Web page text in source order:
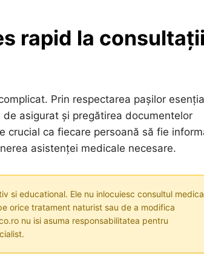
rapid la consultații
Prin respectarea pașilor
asigurat și pregătirea documentelor
crucial ca fiecare persoană să fie
asistenței medicale necesare.
si educational. Ele nu inlocuiesc consultul
orice tratament naturist sau de a modifica
nu isi asuma responsabilitatea pentru